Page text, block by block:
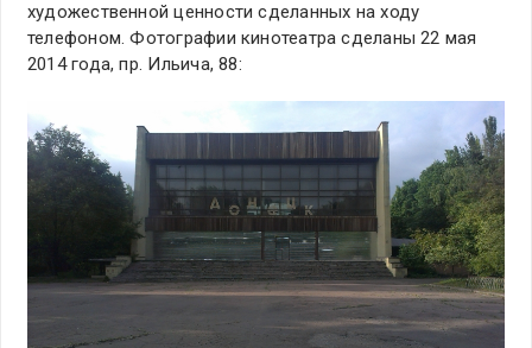
художественной ценности сделанных на ходу
телефоном. Фотографии кинотеатра сделаны 22 мая
2014 года, пр. Ильича, 88: